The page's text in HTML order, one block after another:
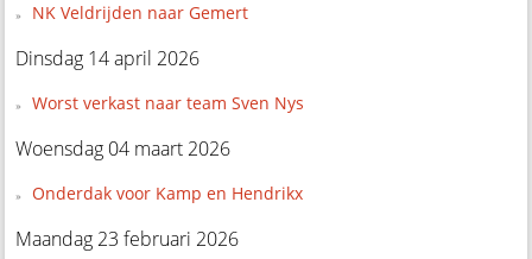
NK Veldrijden naar Gemert
Dinsdag 14 april 2026
Worst verkast naar team Sven Nys
Woensdag 04 maart 2026
Onderdak voor Kamp en Hendrikx
Maandag 23 februari 2026